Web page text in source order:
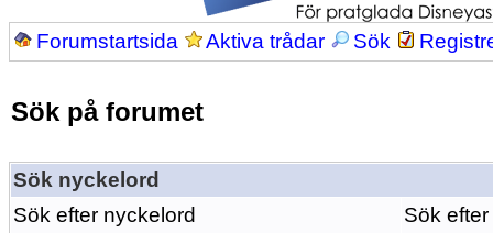
Forumstartsida Aktiva trådar Sök
Sök på forumet
Sök nyckelord
Sök efter nyckelord
Sök